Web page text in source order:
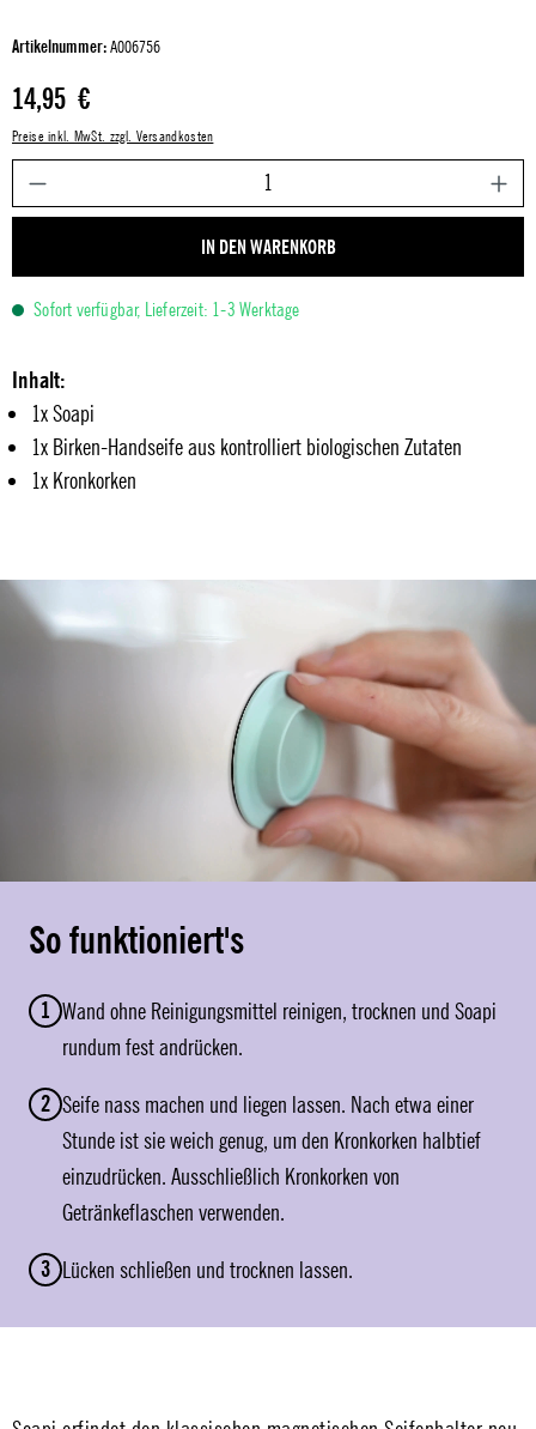
Artikelnummer:A006756
Regulärer Preis:
14,95 €
Preise inkl. MwSt. zzgl. Versandkosten
IN DEN WARENKORB
Sofort verfügbar, Lieferzeit: 1-3 Werktage
Inhalt:
1x Soapi
1x Birken-Handseife aus kontrolliert biologischen Zutaten
1x Kronkorken
So funktioniert's
1 Wand ohne Reinigungsmittel reinigen, trocknen und Soapi
rundum fest andrücken.
2 Seife nass machen und liegen lassen. Nach etwa einer
Stunde ist sie weich genug, um den Kronkorken halbtief
einzudrücken. Ausschließlich Kronkorken von
Getränkeflaschen verwenden.
3 Lücken schließen und trocknen lassen.